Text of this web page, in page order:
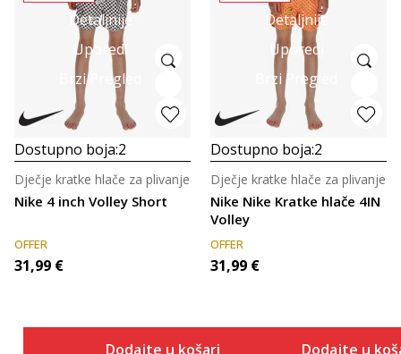
Detaljnije
Uporedi
Brzi Pregled
Dostupno boja:2
Nike 4 inch Volley Short
Dječje kratke hlače za plivanje
OFFER
31,99 €
Dodajte u košaricu
Detaljnije
Uporedi
Brzi Pregled
Dostupno boja:2
Nike Nike Kratke hlače 4IN
Volley
Dječje kratke hlače za plivanje
OFFER
31,99 €
Dodajte u